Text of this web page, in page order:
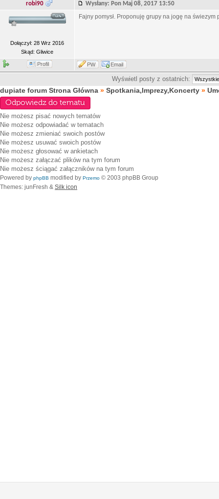
robi90 Wysłany: Pon Maj 08, 2017 13:50
Dołączył: 28 Wrz 2016
Skąd: Gliwice
Fajny pomysł. Proponuję grupy na jogę na świezym
Profil PW Email
Wyświetl posty z ostatnich:
dupiate forum Strona Główna » Spotkania,Imprezy,Koncerty »
Odpowiedz do tematu
Nie możesz pisać nowych tematów
Nie możesz odpowiadać w tematach
Nie możesz zmieniać swoich postów
Nie możesz usuwać swoich postów
Nie możesz głosować w ankietach
Nie możesz załączać plików na tym forum
Nie możesz ściągać załączników na tym forum
Powered by phpBB modified by Przemo © 2003 phpBB Group
Themes: junFresh & Silk icon